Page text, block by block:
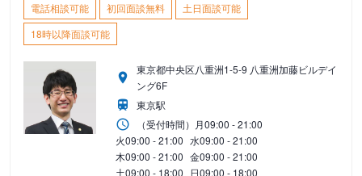
電話相談可能 初回面談無料
土日面談可能
18時以降面談可能
東京都中央区八重洲1-5-9 八重洲加藤ビルデイ
ング6F
東京駅
（受付時間） 月09:00 - 21:00
火09:00 - 21:00 水09:00 - 21:00
木09:00 - 21:00 金09:00 - 21:00
土09:00 - 18:00 日09:00 - 18:00